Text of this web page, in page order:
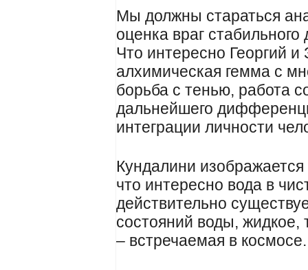
Мы должны стараться
оценка враг
Что интересно Георгий
алхимическая гемма с
борьба с тенью, работа
дальнейшего
интеграции личности
Кундалини
что интересно вода в
действительно
состояний воды, жидкое,
– встречаемая в космосе.